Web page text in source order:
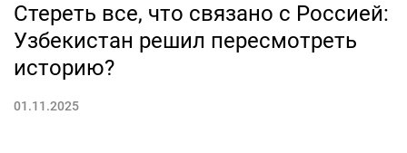
Стереть все, что связано с Россией:
Узбекистан решил пересмотреть
историю?
01.11.2025